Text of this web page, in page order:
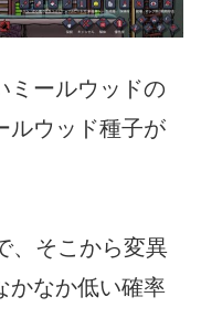
ミールウッドの
ルウッド種子が
、そこから変異
かなか低い確率